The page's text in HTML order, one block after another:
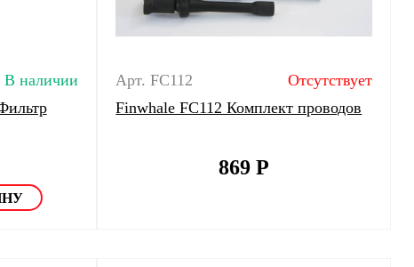
В наличии
Арт. FC112
Отсутствует
Finwhale FC112 Комплект проводов
869Р